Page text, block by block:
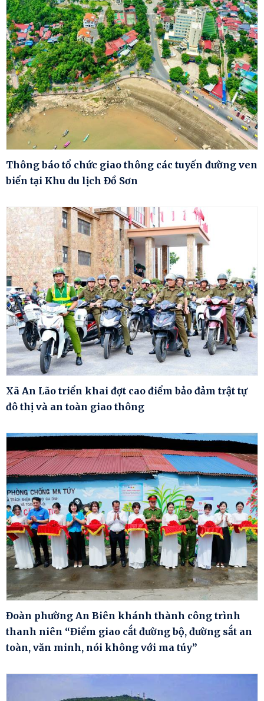
Thông báo tổ chức giao thông các tuyến đường ven
biển tại Khu du lịch Đồ Sơn
Xã An Lão triển khai đợt cao điểm bảo đảm trật tự
đô thị và an toàn giao thông
Đoàn phường An Biên khánh thành công trình
thanh niên “Điểm giao cắt đường bộ, đường sắt an
toàn, văn minh, nói không với ma túy”